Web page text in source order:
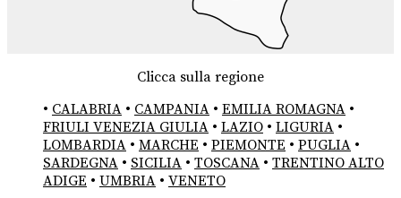
Clicca sulla regione
• CALABRIA • CAMPANIA • EMILIA ROMAGNA •
FRIULI VENEZIA GIULIA • LAZIO • LIGURIA •
LOMBARDIA • MARCHE • PIEMONTE • PUGLIA •
SARDEGNA • SICILIA • TOSCANA • TRENTINO ALTO
ADIGE • UMBRIA • VENETO